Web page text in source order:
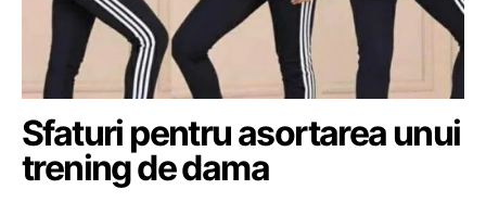
Sfaturi pentru asortarea unui
trening de dama